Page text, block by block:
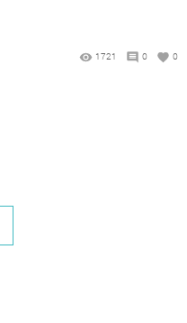
1721 0 0